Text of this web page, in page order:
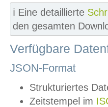
ℹ️ Eine detaillierte
den gesamten
Verfügbare
JSON-Format
Strukturiertes
Zeitstempel im